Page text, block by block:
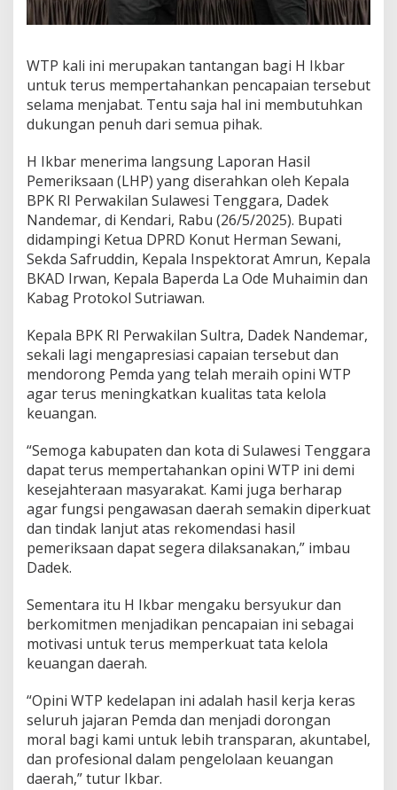
WTP kali ini merupakan tantangan bagi H Ikbar
untuk terus mempertahankan pencapaian tersebut
selama menjabat. Tentu saja hal ini membutuhkan
dukungan penuh dari semua pihak.
H Ikbar menerima langsung Laporan Hasil
Pemeriksaan (LHP) yang diserahkan oleh Kepala
BPK RI Perwakilan Sulawesi Tenggara, Dadek
Nandemar, di Kendari, Rabu (26/5/2025). Bupati
didampingi Ketua DPRD Konut Herman Sewani,
Sekda Safruddin, Kepala Inspektorat Amrun, Kepala
BKAD Irwan, Kepala Baperda La Ode Muhaimin dan
Kabag Protokol Sutriawan.
Kepala BPK RI Perwakilan Sultra, Dadek Nandemar,
sekali lagi mengapresiasi capaian tersebut dan
mendorong Pemda yang telah meraih opini WTP
agar terus meningkatkan kualitas tata kelola
keuangan.
“Semoga kabupaten dan kota di Sulawesi Tenggara
dapat terus mempertahankan opini WTP ini demi
kesejahteraan masyarakat. Kami juga berharap
agar fungsi pengawasan daerah semakin diperkuat
dan tindak lanjut atas rekomendasi hasil
pemeriksaan dapat segera dilaksanakan,” imbau
Dadek.
Sementara itu H Ikbar mengaku bersyukur dan
berkomitmen menjadikan pencapaian ini sebagai
motivasi untuk terus memperkuat tata kelola
keuangan daerah.
“Opini WTP kedelapan ini adalah hasil kerja keras
seluruh jajaran Pemda dan menjadi dorongan
moral bagi kami untuk lebih transparan, akuntabel,
dan profesional dalam pengelolaan keuangan
daerah,” tutur Ikbar.